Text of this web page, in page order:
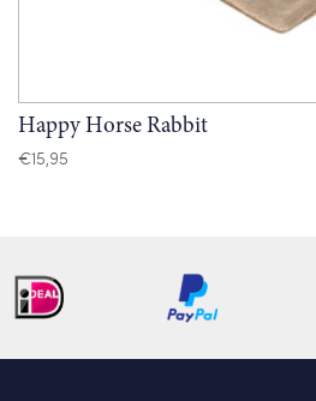
Happy Horse Rabbit
€15,95